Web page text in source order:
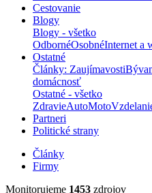
Cestovanie
Blogy
Blogy - všetko
OdbornéOsobnéInternet a
Ostatné
Články: Zaujímavosti
domácnosť
Ostatné - všetko
ZdravieAutoMoto
Partneri
Politické strany
Články
Firmy
Monitorujeme 1453 zdrojov